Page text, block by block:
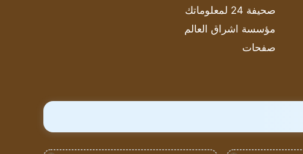
صحيفة 24 لمعلوماتك
مؤسسة اشراق العالم
صفحات